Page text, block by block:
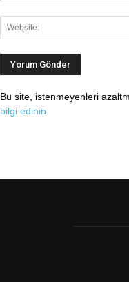
Bu site, istenmeyenleri
bilgi edinin